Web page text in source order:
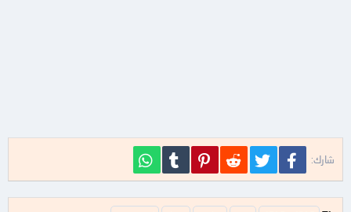
شارك: فيسبوك تويتر Reddit
Pinterest
Tumblr